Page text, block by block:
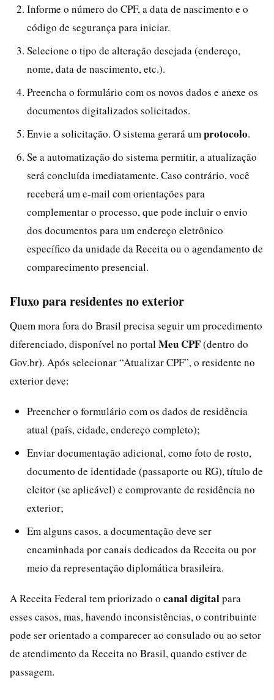
Informe o número do CPF, a data de nascimento e o
código de segurança para iniciar.
Selecione o tipo de alteração desejada (endereço,
nome, data de nascimento, etc.).
Preencha o formulário com os novos dados e anexe os
documentos digitalizados solicitados.
Envie a solicitação. O sistema gerará um protocolo.
Se a automatização do sistema permitir, a atualização
será concluída imediatamente. Caso contrário, você
receberá um e-mail com orientações para
complementar o processo, que pode incluir o envio
dos documentos para um endereço eletrônico
específico da unidade da Receita ou o agendamento de
comparecimento presencial.
Fluxo para residentes no exterior
Quem mora fora do Brasil precisa seguir um procedimento
diferenciado, disponível no portal Meu CPF(dentro do
Gov.br). Após selecionar “Atualizar CPF”, o residente no
exterior deve:
Preencher o formulário com os dados de residência
atual (país, cidade, endereço completo);
Enviar documentação adicional, como foto de rosto,
documento de identidade (passaporte ou RG), título de
eleitor (se aplicável) e comprovante de residência no
exterior;
Em alguns casos, a documentação deve ser
encaminhada por canais dedicados da Receita ou por
meio da representação diplomática brasileira.
A Receita Federal tem priorizado o canal digitalpara
esses casos, mas, havendo inconsistências, o contribuinte
pode ser orientado a comparecer ao consulado ou ao setor
de atendimento da Receita no Brasil, quando estiver de
passagem.